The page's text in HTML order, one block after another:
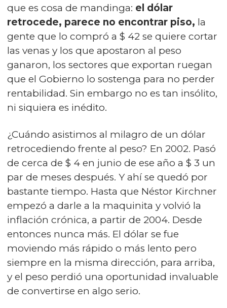
que es cosa de mandinga: el dólar
retrocede, parece no encontrar piso, la
gente que lo compró a $ 42 se quiere cortar
las venas y los que apostaron al peso
ganaron, los sectores que exportan ruegan
que el Gobierno lo sostenga para no perder
rentabilidad. Sin embargo no es tan insólito,
ni siquiera es inédito.
¿Cuándo asistimos al milagro de un dólar
retrocediendo frente al peso? En 2002. Pasó
de cerca de $ 4 en junio de ese año a $ 3 un
par de meses después. Y ahí se quedó por
bastante tiempo. Hasta que Néstor Kirchner
empezó a darle a la maquinita y volvió la
inflación crónica, a partir de 2004. Desde
entonces nunca más. El dólar se fue
moviendo más rápido o más lento pero
siempre en la misma dirección, para arriba,
y el peso perdió una oportunidad invaluable
de convertirse en algo serio.